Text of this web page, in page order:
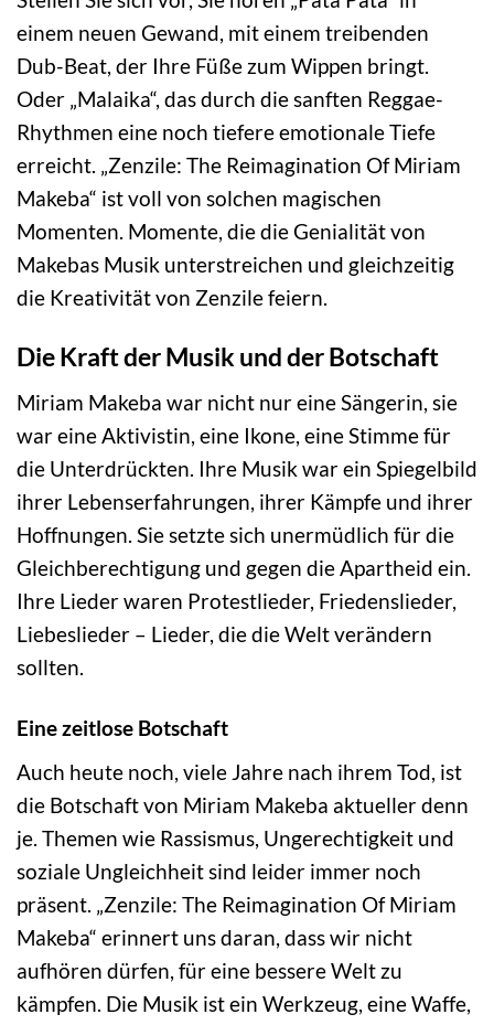
einem neuen Gewand, mit einem treibenden
Dub-Beat, der Ihre Füße zum Wippen bringt.
Oder „Malaika“, das durch die sanften Reggae-
Rhythmen eine noch tiefere emotionale Tiefe
erreicht. „Zenzile: The Reimagination Of Miriam
Makeba“ ist voll von solchen magischen
Momenten. Momente, die die Genialität von
Makebas Musik unterstreichen und gleichzeitig
die Kreativität von Zenzile feiern.
Die Kraft der Musik und der Botschaft
Miriam Makeba war nicht nur eine Sängerin, sie
war eine Aktivistin, eine Ikone, eine Stimme für
die Unterdrückten. Ihre Musik war ein Spiegelbild
ihrer Lebenserfahrungen, ihrer Kämpfe und ihrer
Hoffnungen. Sie setzte sich unermüdlich für die
Gleichberechtigung und gegen die Apartheid ein.
Ihre Lieder waren Protestlieder, Friedenslieder,
Liebeslieder – Lieder, die die Welt verändern
sollten.
Eine zeitlose Botschaft
Auch heute noch, viele Jahre nach ihrem Tod, ist
die Botschaft von Miriam Makeba aktueller denn
je. Themen wie Rassismus, Ungerechtigkeit und
soziale Ungleichheit sind leider immer noch
präsent. „Zenzile: The Reimagination Of Miriam
Makeba“ erinnert uns daran, dass wir nicht
aufhören dürfen, für eine bessere Welt zu
kämpfen. Die Musik ist ein Werkzeug, eine Waffe,